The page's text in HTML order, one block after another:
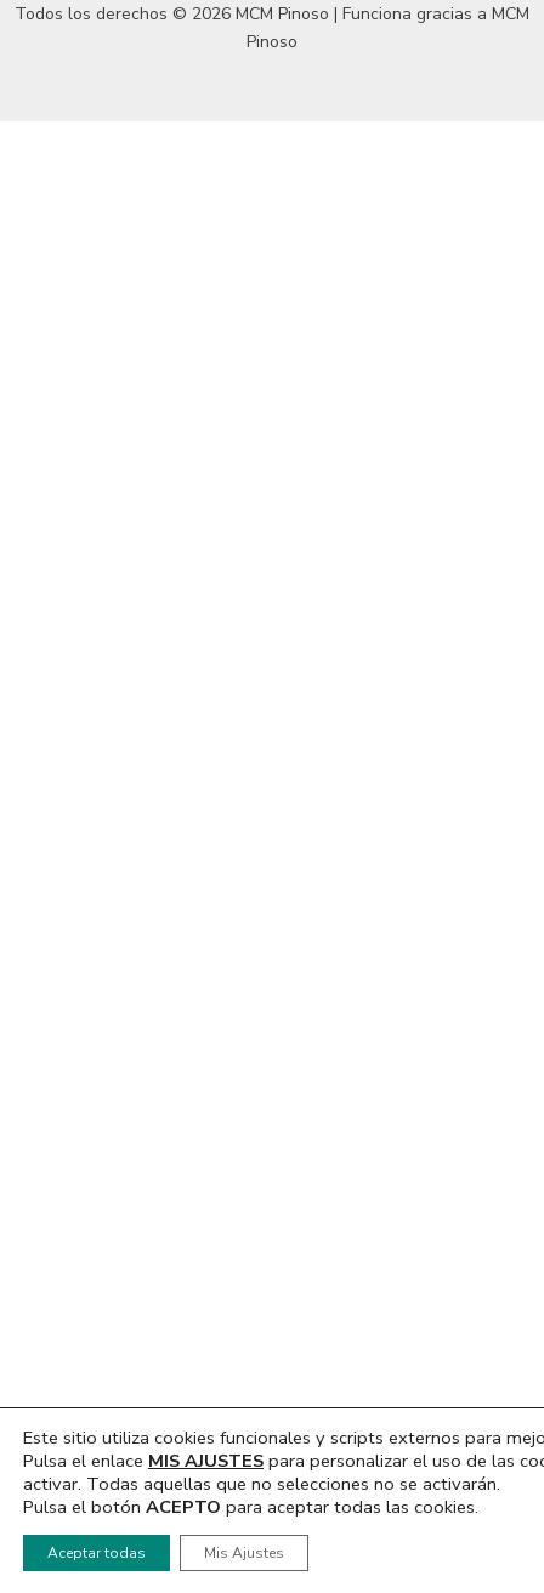
Todos los derechos © 2026 MCM Pinoso | Funciona gracias a MCM
Pinoso
Este sitio utiliza cookies funcionales y scripts externos para
Pulsa el enlace MIS AJUSTES para personalizar el uso de las
activar. Todas aquellas que no selecciones no se activarán.
Pulsa el botón ACEPTO para aceptar todas las cookies.
Aceptar todas Mis Ajustes
Hola, ¿En que podemos ayudarte?